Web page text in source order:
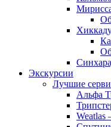
Экскурсии
Лучшие
Альфа
Weatlas